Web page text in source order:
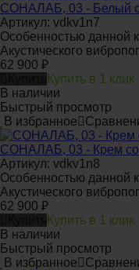
СОНАЛАБ, 03 - Белый
Артикул: vdkv1n7
Особенностью данной
Акустического
62 900 ₽
Купить в 1 клик
В наличии
Быстрый просмотр
В избранное
СОНАЛАБ, 03 - Крем
Артикул: vdkv1n8
Особенностью данной
Акустического
62 900 ₽
Купить в 1 клик
В наличии
Быстрый просмотр
В избранное